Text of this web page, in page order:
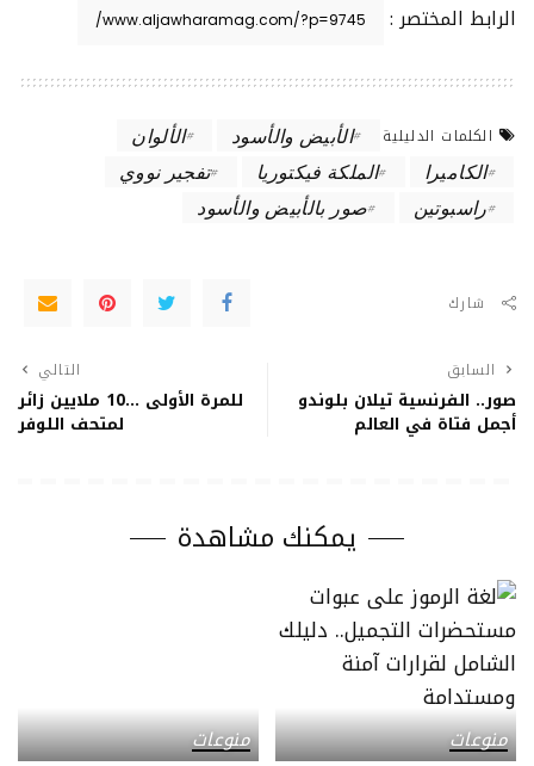
الرابط المختصر :
الكلمات الدليلية الأبيض والأسود
الألوان
الكاميرا
الملكة فيكتوريا
تفجير نووي
راسبوتين
صور بالأبيض والأسود
شارك
السابق
صور.. الفرنسية تيلان بلوندو
أجمل فتاة في العالم
التالي
للمرة الأولى …10 ملايين زائر
لمتحف اللوفر
يمكنك مشاهدة
منوعات
منوعات